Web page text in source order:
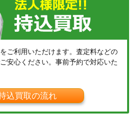
ご利用いただけます。査定料などの
安心ください。事前予約で対応いた
込買取の流れ